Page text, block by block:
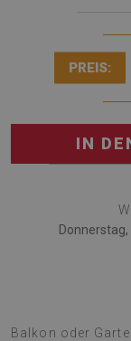
PREIS:
IN
Balkon oder